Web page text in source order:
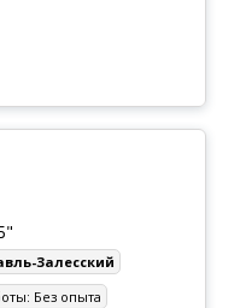
Залесский
Без опыта